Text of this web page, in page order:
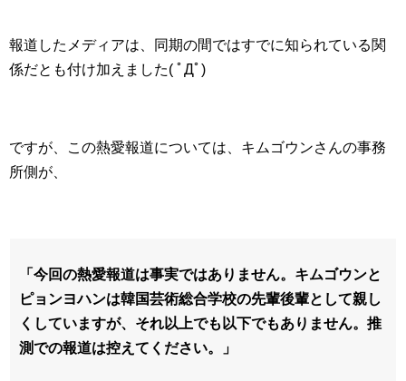
報道したメディアは、同期の間ではすでに知られている関
係だとも付け加えました( ﾟДﾟ)
ですが、この熱愛報道については、キムゴウンさんの事務
所側が、
「今回の熱愛報道は事実ではありません。キムゴウンと
ピョンヨハンは韓国芸術総合学校の先輩後輩として親し
くしていますが、それ以上でも以下でもありません。推
測での報道は控えてください。」